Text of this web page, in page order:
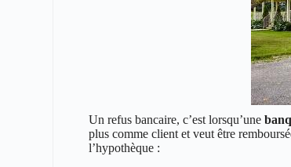
Un refus bancaire, c’est lorsqu’une
plus comme client et veut être
l’hypothèque :